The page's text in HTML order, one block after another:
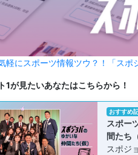
軽にスポーツ情報ツウ？！「スポ
1が見たいあなたはこちらから！
おすすめ
スポー
間たち
スポジ